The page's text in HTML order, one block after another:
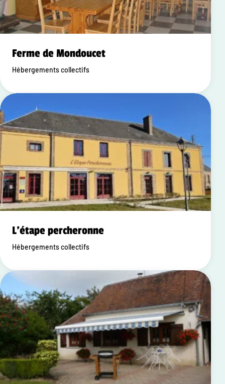
Ferme de Mondoucet
Hébergements collectifs
L'étape percheronne
Hébergements collectifs